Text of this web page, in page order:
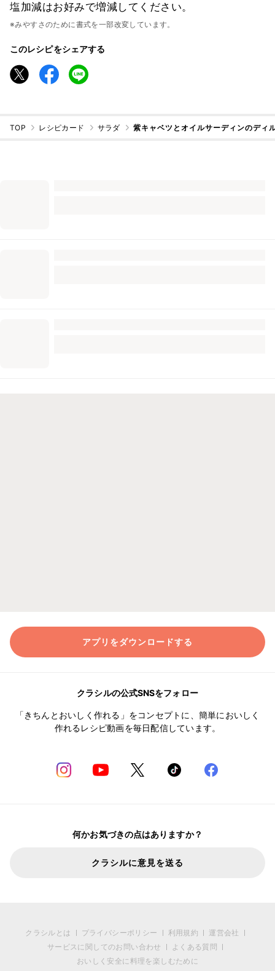
塩加減はお好みで増減してください。
※みやすさのために書式を一部改変しています。
このレシピをシェアする
TOP レシピカード サラダ 紫キャベツとオイルサーディンのディ
アプリをダウンロードする
クラシルの公式SNSをフォロー
「きちんとおいしく作れる」をコンセプトに、簡単においしく
作れるレシピ動画を毎日配信しています。
何かお気づきの点はありますか？
クラシルに意見を送る
クラシルとは プライバシーポリシー 利用規約
運営会社
サービスに関してのお問い合わせ
よくある質問
おいしく安全に料理を楽しむために